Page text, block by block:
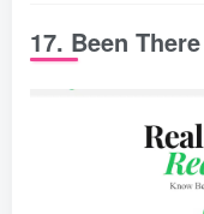
17. Been There